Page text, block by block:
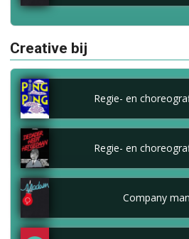
Creative bij
Regie- en
Regie- en
Company